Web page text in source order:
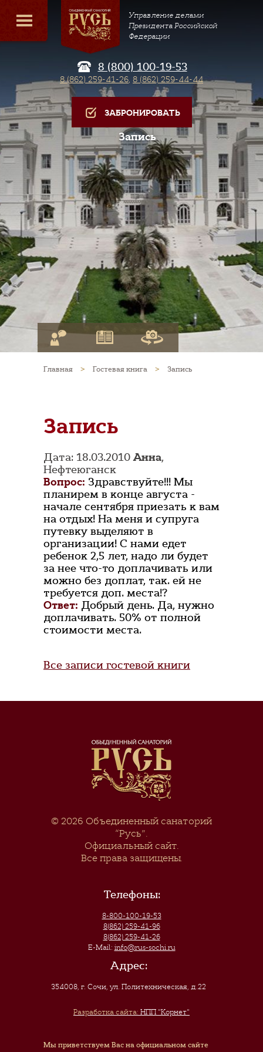
Управление делами
Президента Российской
Федерации
8 (800) 100-19-53
8 (862) 259-41-26, 8 (862) 259-44-44
ЗАБРОНИРОВАТЬ
Запись
Главная > Гостевая книга > Запись
Запись
Дата: 18.03.2010Анна,
Нефтеюганск
Вопрос: Здравствуйте!!! Мы
планирем в конце августа -
начале сентября приезать к вам
на отдых! На меня и супруга
путевку выделяют в
организации! С нами едет
ребенок 2,5 лет, надо ли будет
за нее что-то доплачивать или
можно без доплат, так. ей не
требуется доп. места!?
Ответ: Добрый день. Да, нужно
доплачивать. 50% от полной
стоимости места.
Все записи гостевой книги
© 2026 Объединенный санаторий
“Русь”.
Официальный сайт.
Все права защищены.
Телефоны:
8-800-100-19-53
8(862) 259-41-96
8(862) 259-41-26
E-Mail: info@rus-sochi.ru
Адрес:
354008, г. Сочи,ул. Политехническая, д.22
Разработка сайта: НПП "Корнет"
Мы приветствуем Вас на официальном сайте